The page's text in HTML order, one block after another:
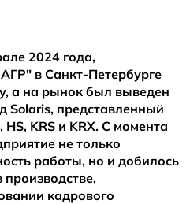
ин
клиентам
аксессуары
Страхование
частями
части
на сервис
на дорогах
о дилере
2024 года,
в Санкт-Петербурге
а на рынок был выведен
Solaris, представленный
KRS и KRX. С момента
не только
работы, но и добилось
производстве,
кадрового